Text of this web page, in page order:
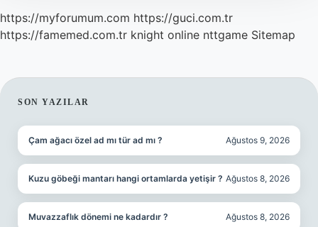
https://myforumum.com https://guci.com.tr
https://famemed.com.tr knight online nttgame Sitemap
SIDEBAR
SON YAZILAR
Çam ağacı özel ad mı tür ad mı ? Ağustos 9, 2026
Kuzu göbeği mantarı hangi ortamlarda yetişir ? Ağustos 8, 2026
Muvazzaflık dönemi ne kadardır ? Ağustos 8, 2026